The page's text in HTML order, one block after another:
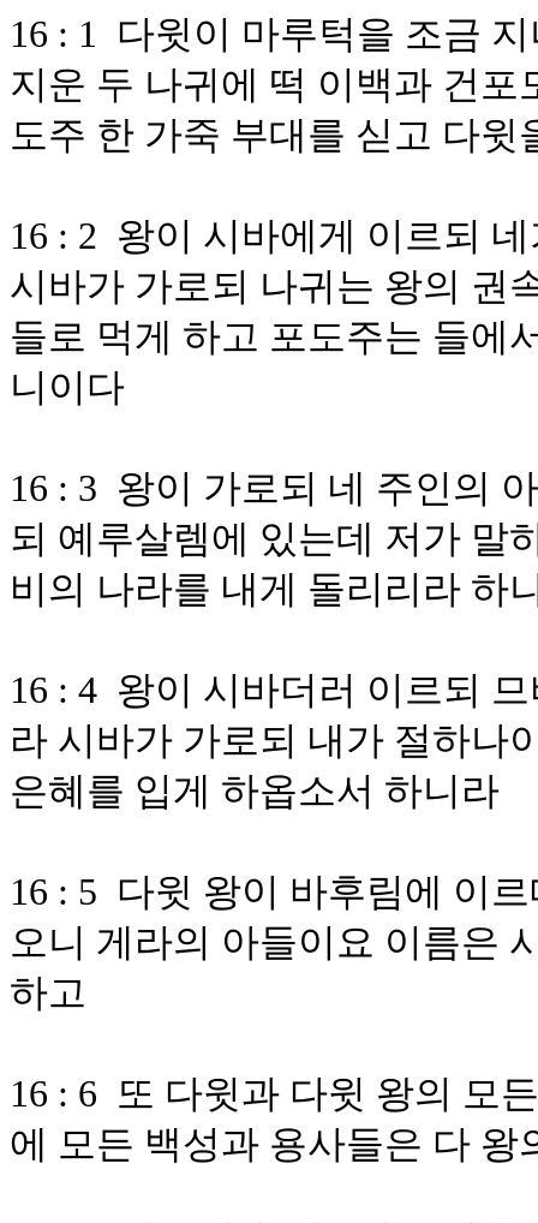
16 : 1 다윗이 마루턱을 조금
지운 두 나귀에 떡 이백과 건
도주 한 가죽 부대를 싣고 다윗
16 : 2 왕이 시바에게 이르되
시바가 가로되 나귀는 왕의 권
들로 먹게 하고 포도주는 들에
니이다
16 : 3 왕이 가로되 네 주인의
되 예루살렘에 있는데 저가 말
비의 나라를 내게 돌리리라 하
16 : 4 왕이 시바더러 이르되
라 시바가 가로되 내가 절하나
은혜를 입게 하옵소서 하니라
16 : 5 다윗 왕이 바후림에 이
오니 게라의 아들이요 이름은
하고
16 : 6 또 다윗과 다윗 왕의 모
에 모든 백성과 용사들은 다 왕